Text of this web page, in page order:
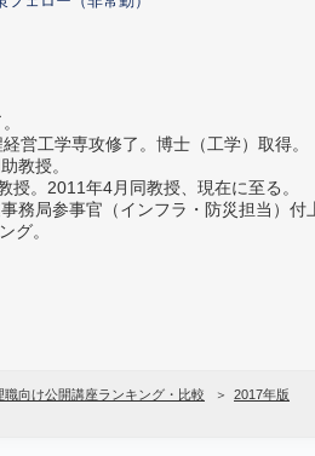
営工学専攻修了。博士（工学）取得。
教授。
。2011年4月同教授、現在に至る。
務局参事官（インフラ・防災担当）付
グ。
向け公開講座ランキング・比較
2017年版